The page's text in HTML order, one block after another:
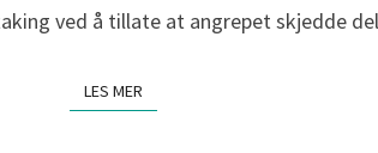
ved å tillate at angrepet skjedde
LES MER